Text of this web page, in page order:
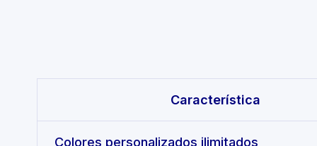
Feature comparison
Característica
Colores personalizados ilimitados